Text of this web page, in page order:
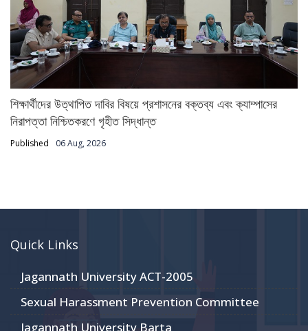
শিক্ষার্থীদের উত্থাপিত দাবির বিষয়ে প্রশাসনের বক্তব্য এবং ক্যাম্পাসের
নিরাপত্তা নিশ্চিতকরণে গৃহীত সিদ্ধান্ত
Published 06 Aug, 2026
Quick Links
Jagannath University ACT-2005
Sexual Harassment Prevention Committee
Jagannath University Barta